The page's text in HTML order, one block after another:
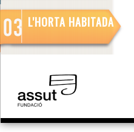
L'HORTA HABITADA